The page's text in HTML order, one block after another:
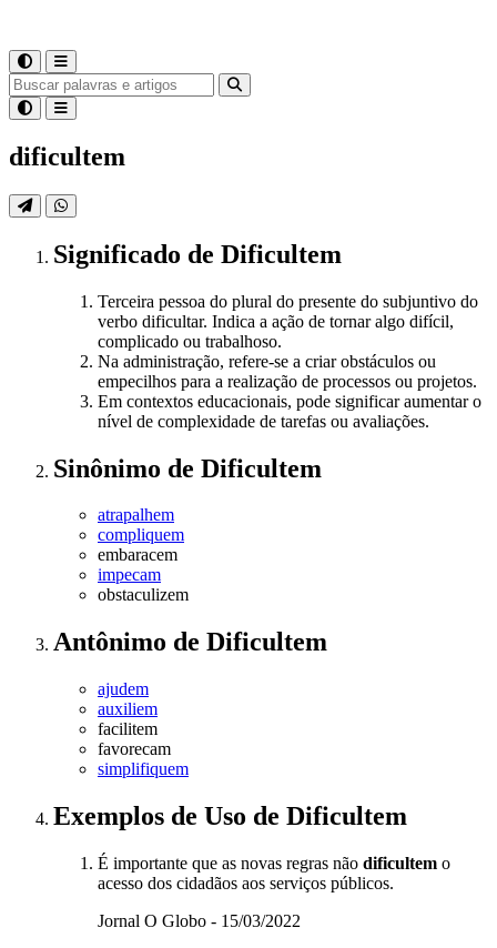
dificultem
Significado de Dificultem
Terceira pessoa do plural do presente do subjuntivo do
verbo dificultar. Indica a ação de tornar algo difícil,
complicado ou trabalhoso.
Na administração, refere-se a criar obstáculos ou
empecilhos para a realização de processos ou projetos.
Em contextos educacionais, pode significar aumentar o
nível de complexidade de tarefas ou avaliações.
Sinônimo de Dificultem
atrapalhem
compliquem
embaracem
impecam
obstaculizem
Antônimo de Dificultem
ajudem
auxiliem
facilitem
favorecam
simplifiquem
Exemplos de Uso de Dificultem
É importante que as novas regras não dificultem o
acesso dos cidadãos aos serviços públicos.
Jornal O Globo - 15/03/2022